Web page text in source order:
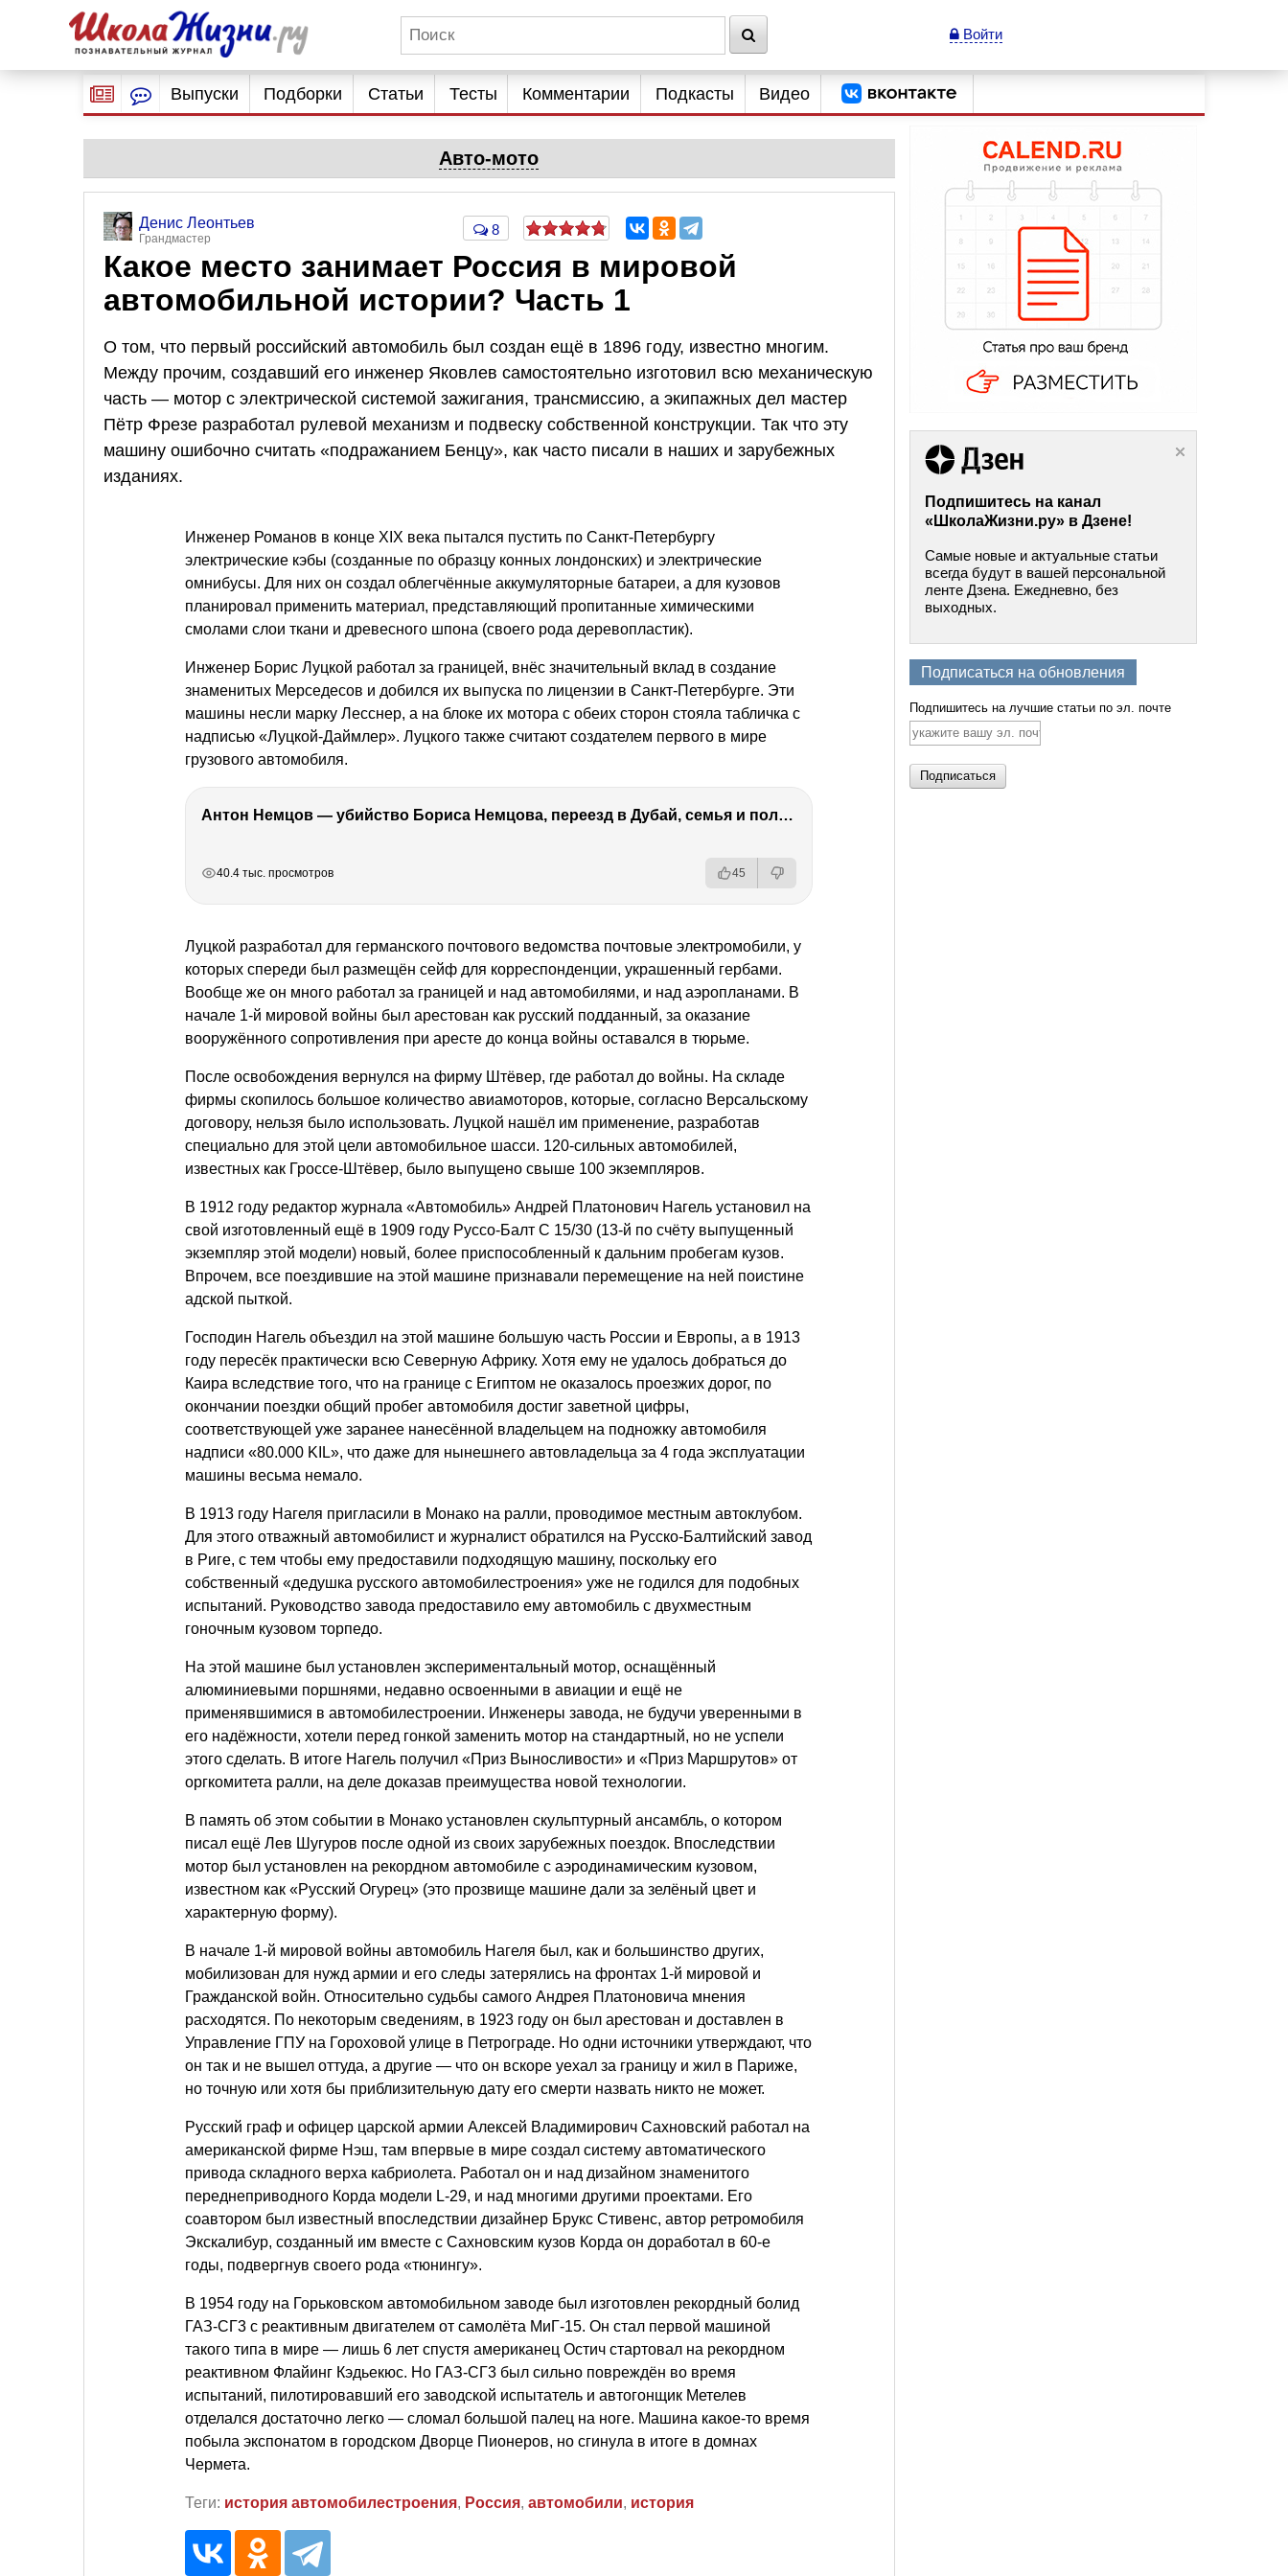
Войти
Выпуски Подборки Статьи Тесты Комментарии Подкасты Видео
Авто-мото
Денис Леонтьев
Грандмастер
8
Какое место занимает Россия в мировой
автомобильной истории? Часть 1
О том, что первый российский автомобиль был создан ещё в 1896 году, известно многим.
Между прочим, создавший его инженер Яковлев самостоятельно изготовил всю механическую
часть — мотор с электрической системой зажигания, трансмиссию, а экипажных дел мастер
Пётр Фрезе разработал рулевой механизм и подвеску собственной конструкции. Так что эту
машину ошибочно считать «подражанием Бенцу», как часто писали в наших и зарубежных
изданиях.
Инженер Романов в конце XIX века пытался пустить по Санкт-Петербургу
электрические кэбы (созданные по образцу конных лондонских) и электрические
омнибусы. Для них он создал облегчённые аккумуляторные батареи, а для кузовов
планировал применить материал, представляющий пропитанные химическими
смолами слои ткани и древесного шпона (своего рода деревопластик).
Инженер Борис Луцкой работал за границей, внёс значительный вклад в создание
знаменитых Мерседесов и добился их выпуска по лицензии в Санкт-Петербурге. Эти
машины несли марку Лесснер, а на блоке их мотора с обеих сторон стояла табличка с
надписью «Луцкой-Даймлер». Луцкого также считают создателем первого в мире
грузового автомобиля.
Антон Немцов — убийство Бориса Немцова, переезд в Дубай, семья и политика
40.4 тыс. просмотров 45
Луцкой разработал для германского почтового ведомства почтовые электромобили, у
которых спереди был размещён сейф для корреспонденции, украшенный гербами.
Вообще же он много работал за границей и над автомобилями, и над аэропланами. В
начале 1-й мировой войны был арестован как русский подданный, за оказание
вооружённого сопротивления при аресте до конца войны оставался в тюрьме.
После освобождения вернулся на фирму Штёвер, где работал до войны. На складе
фирмы скопилось большое количество авиамоторов, которые, согласно Версальскому
договору, нельзя было использовать. Луцкой нашёл им применение, разработав
специально для этой цели автомобильное шасси. 120-сильных автомобилей,
известных как Гроссе-Штёвер, было выпущено свыше 100 экземпляров.
В 1912 году редактор журнала «Автомобиль» Андрей Платонович Нагель установил на
свой изготовленный ещё в 1909 году Руссо-Балт С 15/30 (13-й по счёту выпущенный
экземпляр этой модели) новый, более приспособленный к дальним пробегам кузов.
Впрочем, все поездившие на этой машине признавали перемещение на ней поистине
адской пыткой.
Господин Нагель объездил на этой машине большую часть России и Европы, а в 1913
году пересёк практически всю Северную Африку. Хотя ему не удалось добраться до
Каира вследствие того, что на границе с Египтом не оказалось проезжих дорог, по
окончании поездки общий пробег автомобиля достиг заветной цифры,
соответствующей уже заранее нанесённой владельцем на подножку автомобиля
надписи «80.000 KIL», что даже для нынешнего автовладельца за 4 года эксплуатации
машины весьма немало.
В 1913 году Нагеля пригласили в Монако на ралли, проводимое местным автоклубом.
Для этого отважный автомобилист и журналист обратился на Русско-Балтийский завод
в Риге, с тем чтобы ему предоставили подходящую машину, поскольку его
собственный «дедушка русского автомобилестроения» уже не годился для подобных
испытаний. Руководство завода предоставило ему автомобиль с двухместным
гоночным кузовом торпедо.
На этой машине был установлен экспериментальный мотор, оснащённый
алюминиевыми поршнями, недавно освоенными в авиации и ещё не
применявшимися в автомобилестроении. Инженеры завода, не будучи уверенными в
его надёжности, хотели перед гонкой заменить мотор на стандартный, но не успели
этого сделать. В итоге Нагель получил «Приз Выносливости» и «Приз Маршрутов» от
оргкомитета ралли, на деле доказав преимущества новой технологии.
В память об этом событии в Монако установлен скульптурный ансамбль, о котором
писал ещё Лев Шугуров после одной из своих зарубежных поездок. Впоследствии
мотор был установлен на рекордном автомобиле с аэродинамическим кузовом,
известном как «Русский Огурец» (это прозвище машине дали за зелёный цвет и
характерную форму).
В начале 1-й мировой войны автомобиль Нагеля был, как и большинство других,
мобилизован для нужд армии и его следы затерялись на фронтах 1-й мировой и
Гражданской войн. Относительно судьбы самого Андрея Платоновича мнения
расходятся. По некоторым сведениям, в 1923 году он был арестован и доставлен в
Управление ГПУ на Гороховой улице в Петрограде. Но одни источники утверждают, что
он так и не вышел оттуда, а другие — что он вскоре уехал за границу и жил в Париже,
но точную или хотя бы приблизительную дату его смерти назвать никто не может.
Русский граф и офицер царской армии Алексей Владимирович Сахновский работал на
американской фирме Нэш, там впервые в мире создал систему автоматического
привода складного верха кабриолета. Работал он и над дизайном знаменитого
переднеприводного Корда модели L-29, и над многими другими проектами. Его
соавтором был известный впоследствии дизайнер Брукс Стивенс, автор ретромобиля
Экскалибур, созданный им вместе с Сахновским кузов Корда он доработал в 60-е
годы, подвергнув своего рода «тюнингу».
В 1954 году на Горьковском автомобильном заводе был изготовлен рекордный болид
ГАЗ-СГ3 с реактивным двигателем от самолёта МиГ-15. Он стал первой машиной
такого типа в мире — лишь 6 лет спустя американец Остич стартовал на рекордном
реактивном Флайинг Кэдьекюс. Но ГАЗ-СГ3 был сильно повреждён во время
испытаний, пилотировавший его заводской испытатель и автогонщик Метелев
отделался достаточно легко — сломал большой палец на ноге. Машина какое-то время
побыла экспонатом в городском Дворце Пионеров, но сгинула в итоге в домнах
Чермета.
Теги: история автомобилестроения, Россия, автомобили, история
Подпишитесь на канал
«ШколаЖизни.ру» в Дзене!
Самые новые и актуальные статьи
всегда будут в вашей персональной
ленте Дзена. Ежедневно, без
выходных.
Подписаться на обновления
Подпишитесь на лучшие статьи по эл. почте